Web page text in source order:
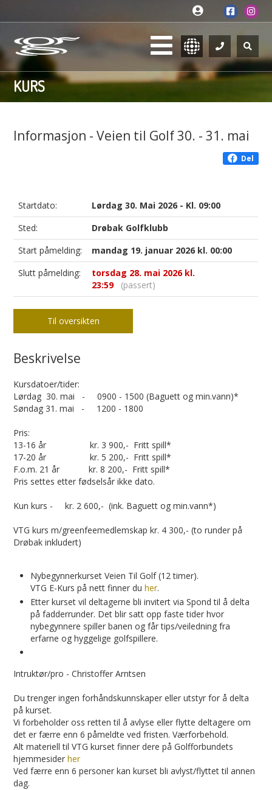
KURS
Informasjon - Veien til Golf 30. - 31. mai
Del
Startdato:
Lørdag 30. Mai 2026 - Kl. 09:00
Sted:
Drøbak Golfklubb
Start påmelding:
mandag 19. januar 2026 kl. 00:00
Slutt påmelding:
torsdag 28. mai 2026 kl.
23:59(passert)
Til oversikten
Beskrivelse
Kursdatoer/tider:
Lørdag 30. mai - 0900 - 1500 (Baguett og min.vann)*
Søndag 31. mai - 1200 - 1800
Pris:
13-16 år kr. 3 900,- Fritt spill*
17-20 år kr. 5 200,- Fritt spill*
F.o.m. 21 år kr. 8 200,- Fritt spill*
Pris settes etter fødselsår ikke dato.
Kun kurs - kr. 2 600,- (ink. Baguett og min.vann*)
VTG kurs m/greenfeemedlemskap kr. 4 300,- (to runder på
Drøbak inkludert)
Nybegynnerkurset Veien Til Golf (12 timer).
VTG E-Kurs på nett finner duher.
Etter kurset vil deltagerne bli invitert via Spond til å delta
på fadderrunder. Det blir satt opp faste tider hvor
nybegynnere spiller banen og får tips/veiledning fra
erfarne og hyggelige golfspillere.
Intruktør/pro - Christoffer Arntsen
Du trenger ingen forhåndskunnskaper eller utstyr for å delta
på kurset.
Vi forbeholder oss retten til å avlyse eller flytte deltagere om
det er færre enn 6 påmeldte ved fristen. Værforbehold.
Alt materiell til VTG kurset finner dere på Golfforbundets
hjemmesiderher
Ved færre enn 6 personer kan kurset bli avlyst/flyttet til annen
dag.